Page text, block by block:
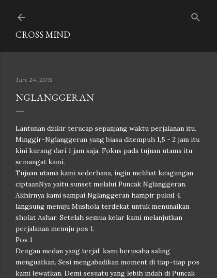
CROSS MIND
Juni 24, 2013
NGLANGGERAN
Lantunan dzikir terucap sepanjang waktu perjalanan itu.
Minggir-Nglanggeran yang biasa ditempuh 1,5 - 2 jam itu
kini kurang dari 1 jam saja. Fokus pada tujuan utama itu
semangat kami.
Tujuan utama kami sederhana, ingin melihat keagungan
ciptaanNya yaitu sunset melalui Puncak Nglanggeran.
Akhirnya kami sampai Nglanggeran hampir pukul 4,
langsung menuju Mushola terdekat untuk menunaikan
sholat Ashar. Setelah semua kelar kami melanjutkan
perjalanan menuju pos 1.
Pos 1
Dengan medan yang terjal, kami berusaha saling
menguatkan. Sesi mengabadikan moment di tiap-tiap pos
kami lewatkan. Demi sesuatu yang lebih indah di Puncak